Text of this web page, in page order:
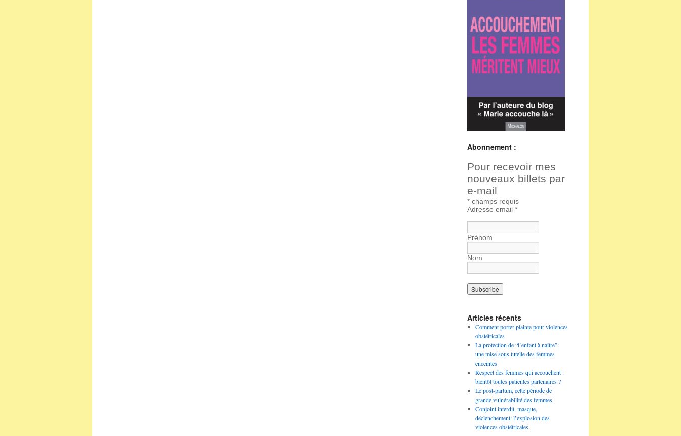
Abonnement :
Pour recevoir mes
nouveaux billets par
e-mail
* champs requis
Adresse email *
Prénom
Nom
Articles récents
Comment porter plainte pour violences
obstétricales
La protection de “l’enfant à naître”:
une mise sous tutelle des femmes
enceintes
Respect des femmes qui accouchent :
bientôt toutes patientes partenaires ?
Le post-partum, cette période de
grande vulnérabilité des femmes
Conjoint interdit, masque,
déclenchement: l’explosion des
violences obstétricales